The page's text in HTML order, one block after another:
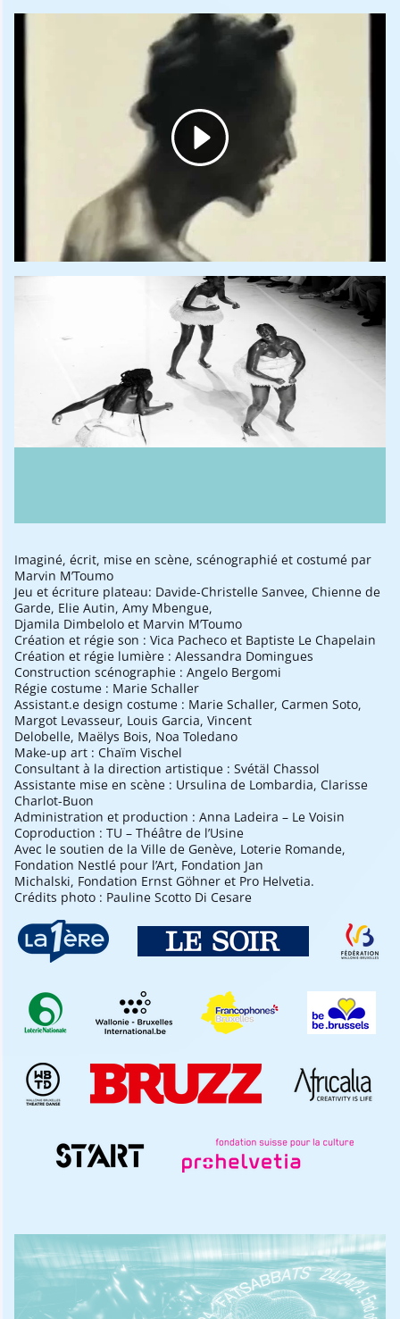
Imaginé, écrit, mise en scène, scénographié et costumé par
Marvin M’Toumo
Jeu et écriture plateau: Davide-Christelle Sanvee, Chienne de
Garde, Elie Autin, Amy Mbengue,
Djamila Dimbelolo et Marvin M’Toumo
Création et régie son : Vica Pacheco et Baptiste Le Chapelain
Création et régie lumière : Alessandra Domingues
Construction scénographie : Angelo Bergomi
Régie costume : Marie Schaller
Assistant.e design costume : Marie Schaller, Carmen Soto,
Margot Levasseur, Louis Garcia, Vincent
Delobelle, Maëlys Bois, Noa Toledano
Make-up art : Chaïm Vischel
Consultant à la direction artistique : Svétäl Chassol
Assistante mise en scène : Ursulina de Lombardia, Clarisse
Charlot-Buon
Administration et production : Anna Ladeira – Le Voisin
Coproduction : TU – Théâtre de l’Usine
Avec le soutien de la Ville de Genève, Loterie Romande,
Fondation Nestlé pour l’Art, Fondation Jan
Michalski, Fondation Ernst Göhner et Pro Helvetia.
Crédits photo : Pauline Scotto Di Cesare